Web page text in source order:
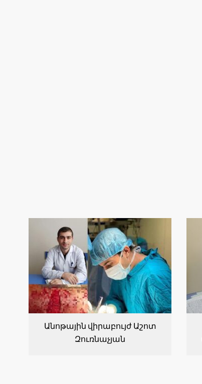
Անոթային վիրաբույժ Աշոտ
Զուռնաչյան